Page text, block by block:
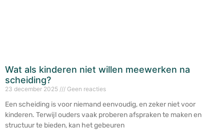
Wat als kinderen niet willen meewerken na
scheiding?
23 december 2025 Geen reacties
Een scheiding is voor niemand eenvoudig, en zeker niet voor
kinderen. Terwijl ouders vaak proberen afspraken te maken en
structuur te bieden, kan het gebeuren